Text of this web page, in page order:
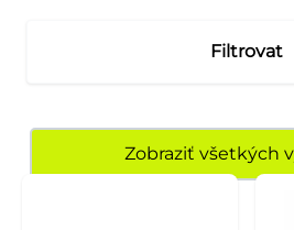
Filtrovat
Zobraziť všetkých